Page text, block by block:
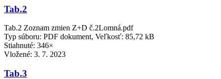
Tab.2
Tab.2 Zoznam zmien Z+D č.2Lomná.pdf
Typ súboru: PDF dokument, Veľkosť: 85,72 kB
Stiahnuté: 346×
Vložené: 3. 7. 2023
Tab.3